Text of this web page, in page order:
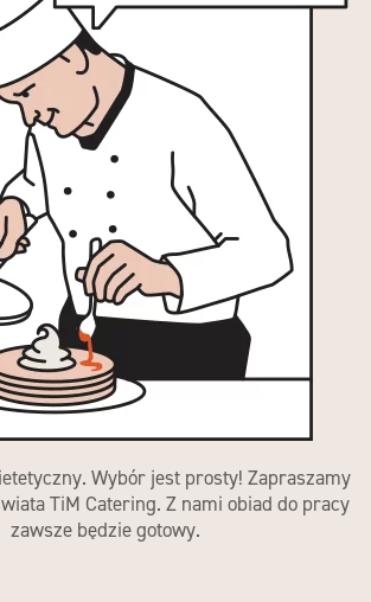
Wybór jest prosty! Zapraszamy
TiM Catering. Z nami obiad do pracy
zawsze będzie gotowy.